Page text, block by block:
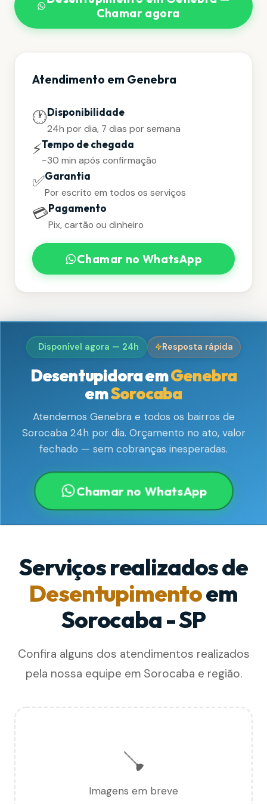
Chamar agora
Atendimento em Genebra
🕐Disponibilidade
24h por dia, 7 dias por semana
⚡Tempo de chegada
~30 min após confirmação
✅Garantia
Por escrito em todos os serviços
💳Pagamento
Pix, cartão ou dinheiro
Chamar no WhatsApp
Disponível agora — 24h Resposta rápida
Desentupidora emGenebra
emSorocaba
Atendemos Genebra e todos os bairros de
Sorocaba 24h por dia. Orçamento no ato, valor
fechado — sem cobranças inesperadas.
Chamar no WhatsApp
Serviços realizados de
Desentupimentoem
Sorocaba - SP
Confira alguns dos atendimentos realizados
pela nossa equipe em Sorocaba e região.
🪠
Imagens em breve